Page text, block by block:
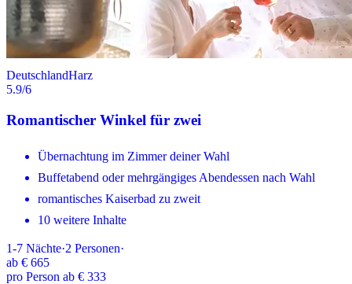
DeutschlandHarz
5.9/6
Romantischer Winkel für zwei
Übernachtung im Zimmer deiner Wahl
Buffetabend oder mehrgängiges Abendessen nach Wahl
romantisches Kaiserbad zu zweit
10 weitere Inhalte
1-7 Nächte·2 Personen·
ab € 665
pro Person ab € 333